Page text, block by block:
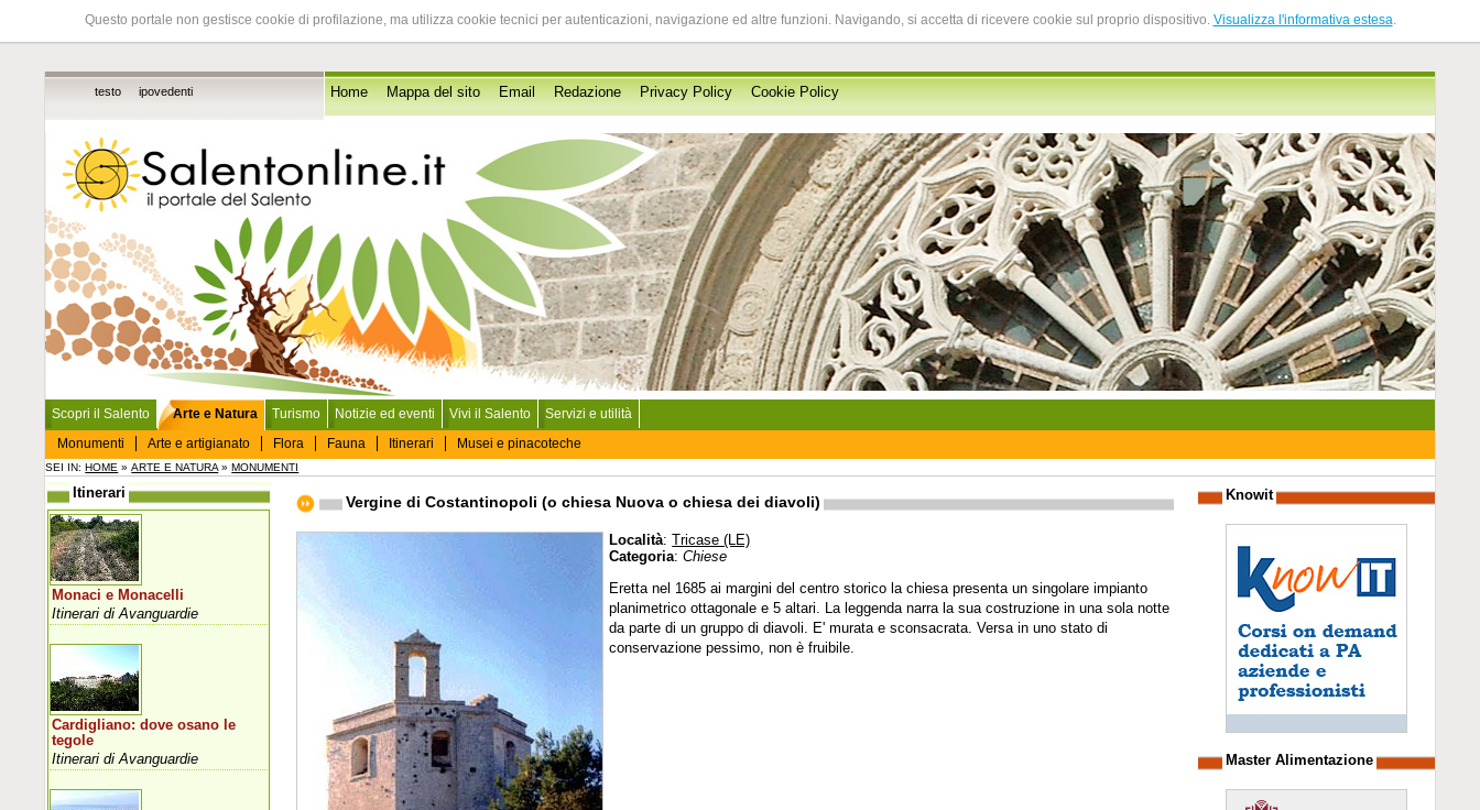
Questo portale non gestisce cookie di profilazione, ma utilizza cookie tecnici per autenticazioni, navigazione ed altre funzioni. Navigando, si accetta di ricevere cookie sul proprio dispositivo. Visualizza l'informativa estesa.
testo ipovedenti Home Mappa del sito Email Redazione Privacy Policy Cookie Policy
Scopri il Salento
Arte e Natura
Monumenti
Arte e artigianato Flora Fauna Itinerari Musei e pinacoteche
Turismo Notizie ed eventi Vivi il Salento Servizi e utilità
SEI IN:HOME »ARTE E NATURA »MONUMENTI
Vergine di Costantinopoli (o chiesa Nuova o chiesa dei diavoli)
Località:Tricase (LE)
Categoria:Chiese
Eretta nel 1685 ai margini del centro storico la chiesa presenta un singolare impianto
planimetrico ottagonale e 5 altari. La leggenda narra la sua costruzione in una sola notte
da parte di un gruppo di diavoli. E' murata e sconsacrata. Versa in uno stato di
conservazione pessimo, non è fruibile.
Itinerari
Monaci e Monacelli
Itinerari di Avanguardie
Cardigliano: dove osano le
tegole
Itinerari di Avanguardie
Knowit
Master Alimentazione